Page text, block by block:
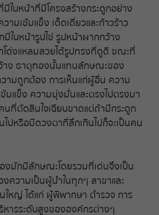
ใบหน้าที่มีโครงสร้างกระดูกอย่าง
ามเข้มแข็ง เด็ดเดี่ยวและก้าวร้าว
มีใบหน้ารูปไข่ รูปหน้าผากกว้าง
โด่งแหลมสวยได้รูปทรงที่ดูดี ขณะที่
าง ธาตุทองนั้นแทนลักษณะของ
ามถูกต้อง การเห็นแก่ผู้อื่น ความ
มแข็ง ความมุ่งมั่นและตรงไปตรงมา
ที่ตัดสินใจเฉียบขาดแต่ถ้ามีกระดูก
ไปหรือมีดวงตาที่ลึกเกินไปก็จะเป็นคน
งมักมีลักษณะโดยรวมที่เด่นจึงเป็น
วามเป็นผู้นำในทุกๆ สาขาและ
ใหญ่ ได้แก่ ผู้พิพากษา ตำรวจ การ
ารระดับสูงขององค์กรต่างๆ